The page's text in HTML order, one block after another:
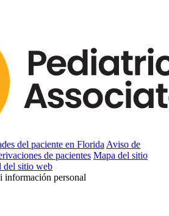
del paciente en Florida Aviso de
de pacientes Mapa del sitio
del sitio web
información personal